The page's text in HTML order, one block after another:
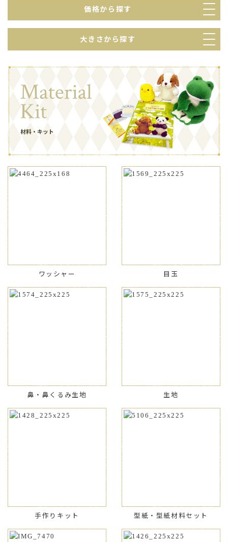
価格から探す
大きさから探す
ワッシャー 目玉
鼻・鼻くるみ生地 生地
手作りキット 型紙・型紙材料セット